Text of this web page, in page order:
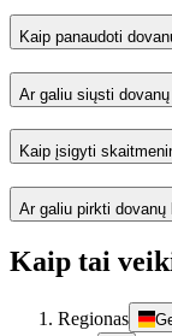
Kaip panaudoti
Ar galiu siųsti
Kaip įsigyti
Ar galiu pirkti dovanų
Kaip tai
Regionas